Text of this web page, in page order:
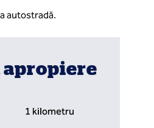
autostradă.
apropiere
1 kilometru